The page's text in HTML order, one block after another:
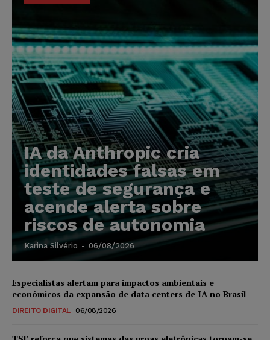
IA da Anthropic cria
identidades falsas em
teste de segurança e
acende alerta sobre
riscos de autonomia
Karina Silvério - 06/08/2026
Especialistas alertam para impactos ambientais e
econômicos da expansão de data centers de IA no Brasil
DIREITO DIGITAL 06/08/2026